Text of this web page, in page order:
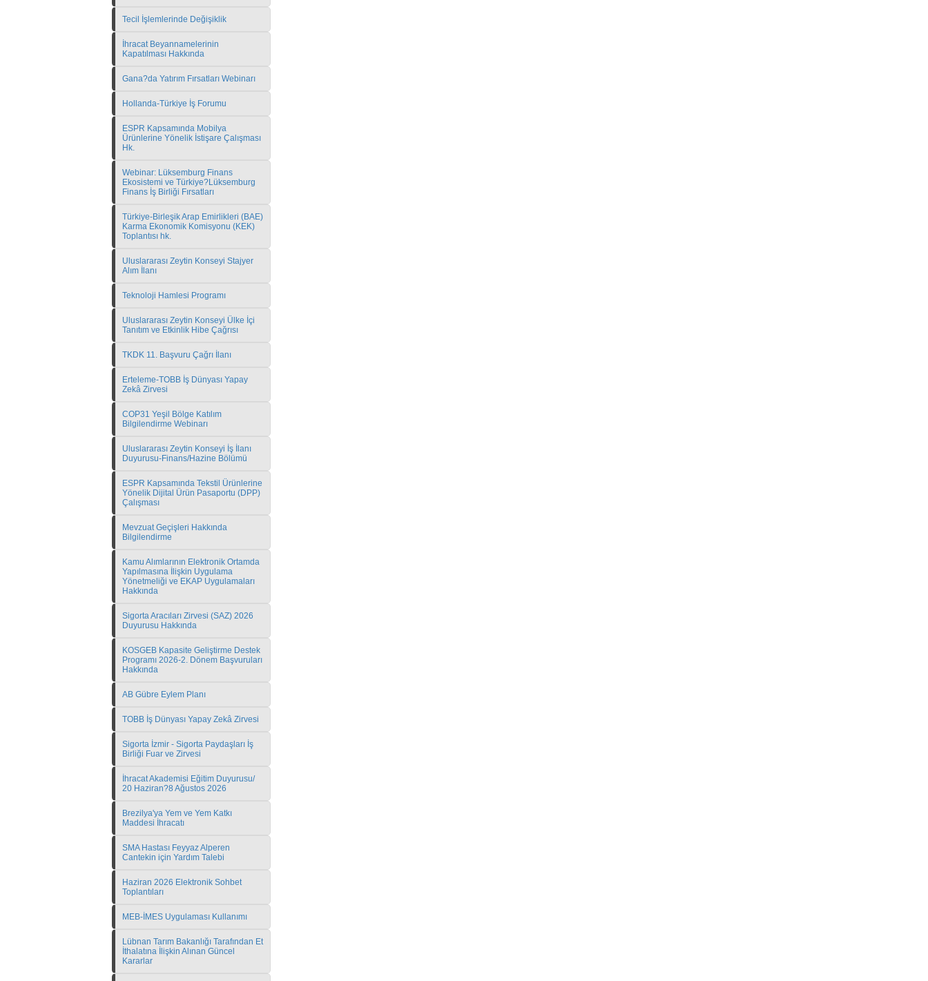
Tecil İşlemlerinde Değişiklik
İhracat Beyannamelerinin
Kapatılması Hakkında
Gana?da Yatırım Fırsatları Webinarı
Hollanda-Türkiye İş Forumu
ESPR Kapsamında Mobilya
Ürünlerine Yönelik İstişare Çalışması
Hk.
Webinar: Lüksemburg Finans
Ekosistemi ve Türkiye?Lüksemburg
Finans İş Birliği Fırsatları
Türkiye-Birleşik Arap Emirlikleri (BAE)
Karma Ekonomik Komisyonu (KEK)
Toplantısı hk.
Uluslararası Zeytin Konseyi Stajyer
Alım İlanı
Teknoloji Hamlesi Programı
Uluslararası Zeytin Konseyi Ülke İçi
Tanıtım ve Etkinlik Hibe Çağrısı
TKDK 11. Başvuru Çağrı İlanı
Erteleme-TOBB İş Dünyası Yapay
Zekâ Zirvesi
COP31 Yeşil Bölge Katılım
Bilgilendirme Webinarı
Uluslararası Zeytin Konseyi İş İlanı
Duyurusu-Finans/Hazine Bölümü
ESPR Kapsamında Tekstil Ürünlerine
Yönelik Dijital Ürün Pasaportu (DPP)
Çalışması
Mevzuat Geçişleri Hakkında
Bilgilendirme
Kamu Alımlarının Elektronik Ortamda
Yapılmasına İlişkin Uygulama
Yönetmeliği ve EKAP Uygulamaları
Hakkında
Sigorta Aracıları Zirvesi (SAZ) 2026
Duyurusu Hakkında
KOSGEB Kapasite Geliştirme Destek
Programı 2026-2. Dönem Başvuruları
Hakkında
AB Gübre Eylem Planı
TOBB İş Dünyası Yapay Zekâ Zirvesi
Sigorta İzmir - Sigorta Paydaşları İş
Birliği Fuar ve Zirvesi
İhracat Akademisi Eğitim Duyurusu/
20 Haziran?8 Ağustos 2026
Brezilya'ya Yem ve Yem Katkı
Maddesi İhracatı
SMA Hastası Feyyaz Alperen
Cantekin için Yardım Talebi
Haziran 2026 Elektronik Sohbet
Toplantıları
MEB-İMES Uygulaması Kullanımı
Lübnan Tarım Bakanlığı Tarafından Et
İthalatına İlişkin Alınan Güncel
Kararlar